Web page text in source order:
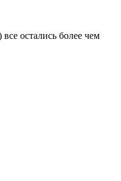
остались более чем